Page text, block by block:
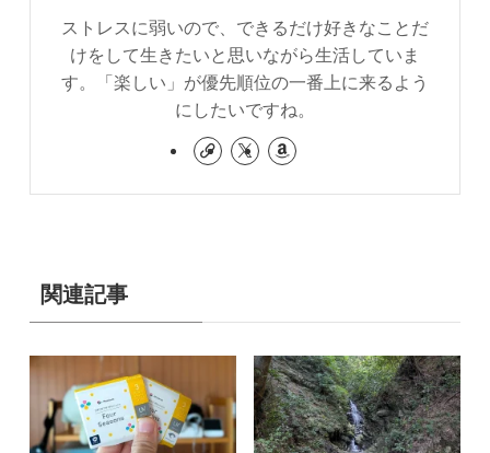
ストレスに弱いので、できるだけ好きなことだ
けをして生きたいと思いながら生活していま
す。「楽しい」が優先順位の一番上に来るよう
にしたいですね。
関連記事